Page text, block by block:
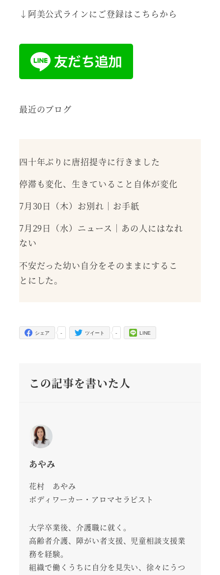
↓阿美公式ラインにご登録はこちらから
最近のブログ
四十年ぶりに唐招提寺に行きました
停滞も変化、生きていること自体が変化
7月30日（木）お別れ｜お手紙
7月29日（水）ニュース｜あの人にはなれ
ない
不安だった幼い自分をそのままにするこ
とにした。
-
シェア -
ツイート LINE
この記事を書いた人
あやみ
花村 あやみ
ボディワーカー・アロマセラピスト
大学卒業後、介護職に就く。
高齢者介護、障がい者支援、児童相談支援業
務を経験。
組織で働くうちに自分を見失い、徐々にうつ